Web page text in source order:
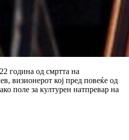
година од смртта на
визионерот кој пред повеќе од
поле за културен натпревар на